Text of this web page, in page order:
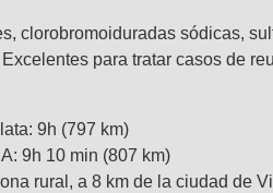
clorobromoiduradas sódicas,
para tratar casos de
9h (797 km)
9h 10 min (807 km)
rural, a 8 km de la ciudad de